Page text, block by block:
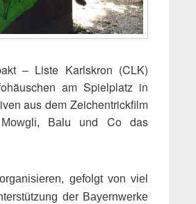
– Liste Karlskron (CLK)
am Spielplatz in
aus dem Zeichentrickfilm
Mowgli, Balu
und Co das
gefolgt von viel
der Bayernwerke